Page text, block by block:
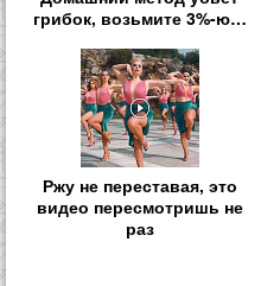
грибок, возьмите 3%-ю…
Ржу не переставая, это
видео пересмотришь не
раз